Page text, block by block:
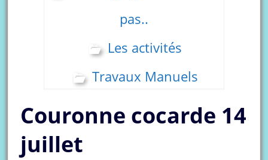
pas..
Les activités
Travaux Manuels
Couronne cocarde 14
juillet